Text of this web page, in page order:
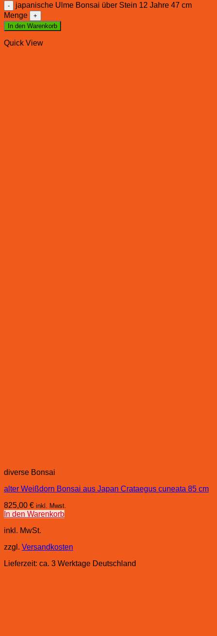
japanische Ulme Bonsai über Stein 12 Jahre 47 cm
Menge
In den Warenkorb
Quick View
diverse Bonsai
alter Weißdorn Bonsai aus Japan Crataegus cuneata 85 cm
825,00 € inkl. Mwst.
In den Warenkorb
inkl. MwSt.
zzgl. Versandkosten
Lieferzeit: ca. 3 Werktage Deutschland